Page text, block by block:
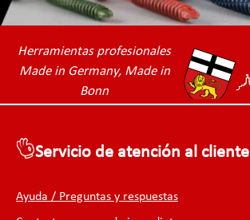
Herramientas profesionales
Made in Germany, Made in
Bonn
Servicio de atención al cliente
Ayuda / Preguntas y respuestas